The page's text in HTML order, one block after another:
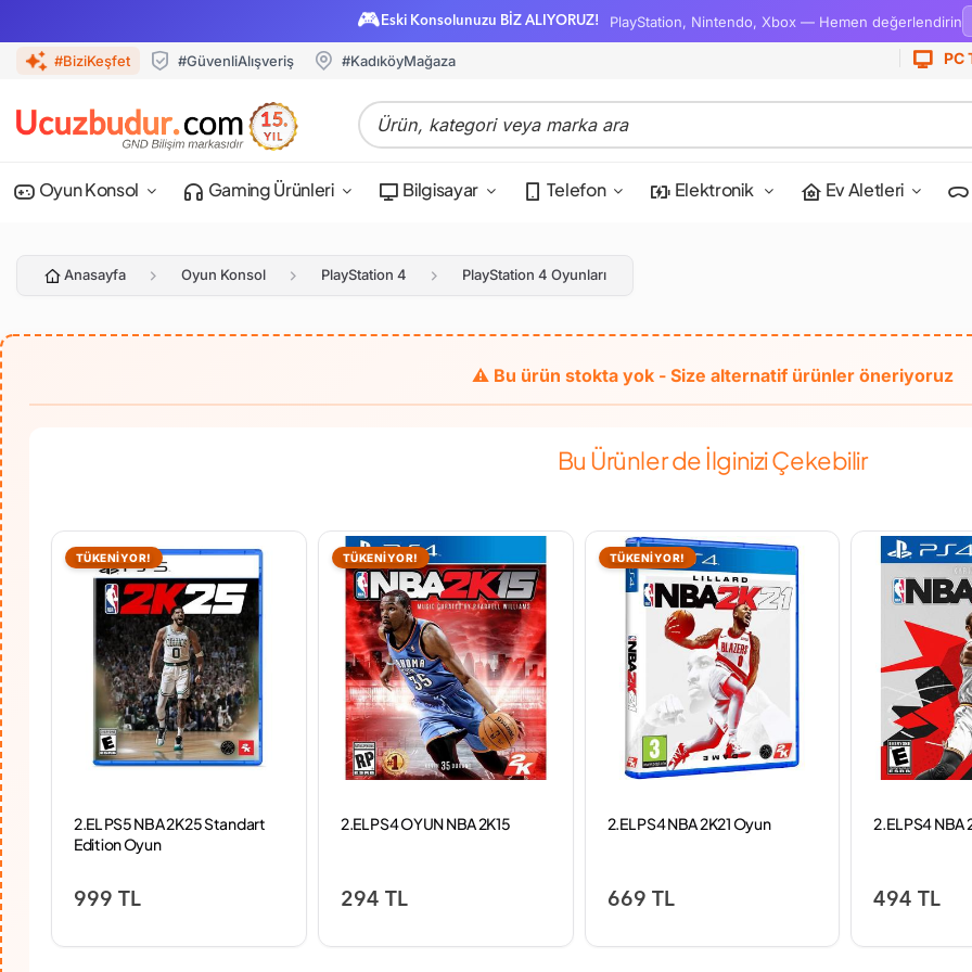
🎮 Eski Konsolunuzu BİZ ALIYORUZ! PlayStation, Nintendo, Xbox — Hemen değerlendirin
#BiziKeşfet #GüvenliAlışveriş #KadıköyMağaza PC
Oyun Konsol Gaming Ürünleri Bilgisayar Telefon Elektronik Ev Aletleri
Anasayfa Oyun Konsol PlayStation 4 PlayStation 4 Oyunları
Bu Ürünler de İlginizi Çekebilir
TÜKENİYOR!
2.EL PS5 NBA 2K25 Standart
Edition Oyun
999 TL
TÜKENİYOR!
2.EL PS4 OYUN NBA 2K15
294 TL
TÜKENİYOR!
2.EL PS4 NBA 2K21 Oyun
669 TL
2.EL PS4 NBA
494 TL